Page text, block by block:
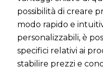
possibilità di creare
modo rapido e
personalizzabili, è
specifici relativi ai
stabilire prezzi e